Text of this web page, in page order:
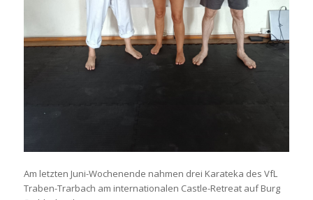
Am letzten Juni-Wochenende nahmen drei Karateka des VfL
Traben-Trarbach am internationalen Castle-Retreat auf Burg